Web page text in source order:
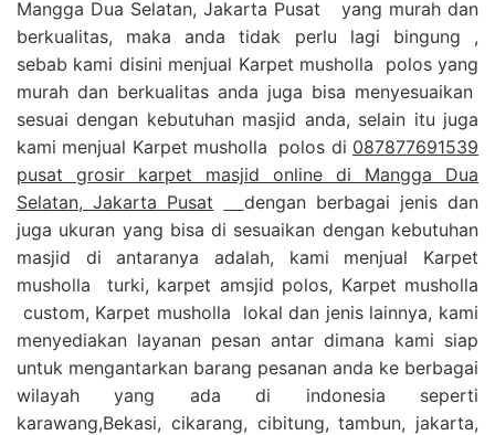
Mangga Dua Selatan, Jakarta Pusat yang murah dan
berkualitas, maka anda tidak perlu lagi bingung ,
sebab kami disini menjual Karpet musholla polos yang
murah dan berkualitas anda juga bisa menyesuaikan
sesuai dengan kebutuhan masjid anda, selain itu juga
kami menjual Karpet musholla polos di 087877691539
pusat grosir karpet masjid online di Mangga Dua
Selatan, Jakarta Pusat
dengan berbagai jenis dan
juga ukuran yang bisa di sesuaikan dengan kebutuhan
masjid di antaranya adalah, kami menjual Karpet
musholla turki, karpet amsjid polos, Karpet musholla
custom, Karpet musholla lokal dan jenis lainnya, kami
menyediakan layanan pesan antar dimana kami siap
untuk mengantarkan barang pesanan anda ke berbagai
wilayah yang ada di indonesia seperti
karawang,Bekasi, cikarang, cibitung, tambun, jakarta,